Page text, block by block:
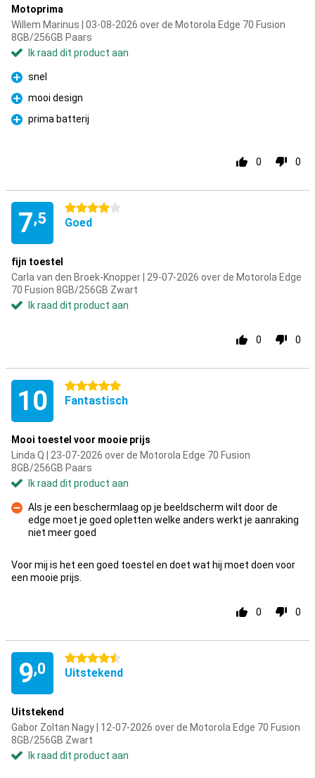
Motoprima
Willem Marinus | 03-08-2026 over de Motorola Edge 70 Fusion
8GB/256GB Paars
Ik raad dit product aan
Pluspunt
snel
Pluspunt
mooi design
Pluspunt
prima batterij
0 0
7,5
4 sterren
Goed
fijn toestel
Carla van den Broek-Knopper | 29-07-2026 over de Motorola Edge
70 Fusion 8GB/256GB Zwart
Ik raad dit product aan
0 0
10 5 sterren
Fantastisch
Mooi toestel voor mooie prijs
Linda Q | 23-07-2026 over de Motorola Edge 70 Fusion
8GB/256GB Paars
Ik raad dit product aan
Minpunt
Als je een beschermlaag op je beeldscherm wilt door de
edge moet je goed opletten welke anders werkt je aanraking
niet meer goed
Voor mij is het een goed toestel en doet wat hij moet doen voor
een mooie prijs.
0 0
9,0
4.5 sterren
Uitstekend
Uitstekend
Gabor Zoltan Nagy | 12-07-2026 over de Motorola Edge 70 Fusion
8GB/256GB Zwart
Ik raad dit product aan